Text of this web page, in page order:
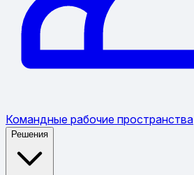
Командные рабочие пространства
Решения